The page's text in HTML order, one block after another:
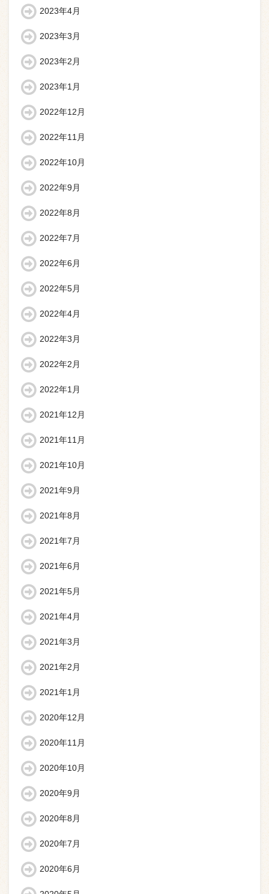
2023年4月
2023年3月
2023年2月
2023年1月
2022年12月
2022年11月
2022年10月
2022年9月
2022年8月
2022年7月
2022年6月
2022年5月
2022年4月
2022年3月
2022年2月
2022年1月
2021年12月
2021年11月
2021年10月
2021年9月
2021年8月
2021年7月
2021年6月
2021年5月
2021年4月
2021年3月
2021年2月
2021年1月
2020年12月
2020年11月
2020年10月
2020年9月
2020年8月
2020年7月
2020年6月